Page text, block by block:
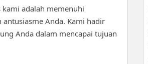
kami adalah memenuhi
antusiasme Anda. Kami hadir
Anda dalam mencapai tujuan